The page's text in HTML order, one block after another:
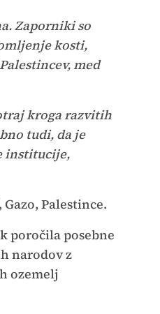
Zaporniki so
kosti,
med
kroga razvitih
tudi, da je
institucije,
Palestince.
poročila posebne
narodov z
ozemelj